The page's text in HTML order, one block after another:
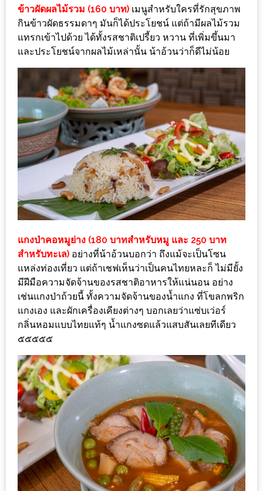
งาน
เดียว
ทั้ง
ช้อป
เที่ยว
พร้อม
โปร
โม
ชั่น
สำหรับ
คน
รัก
บ้าน
มากมาย
MAPS
MY
ACCOUNT
FACEBOOK
TIMELINE
POLICY
OKTOBERFEST
ที่
2
เทศกาล
ข้าวผัดผลไม้รวม (160 บาท) เมนูสำหรับใครที่รักสุขภาพ
กินข้าวผัดธรรมดาๆ มันก็ได้ประโยชน์ แต่ถ้ามีผลไม้รวม
แทรกเข้าไปด้วย ได้ทั้งรสชาติเปรี้ยว หวาน ที่เพิ่มขึ้นมา
และประโยชน์จากผลไม้เหล่านั้น น้าอ้วนว่าก็ดีไม่น้อย
แกงป่าคอหมูย่าง (180 บาทสำหรับหมู และ 250 บาท
สำหรับทะเล) อย่างที่น้าอ้วนบอกว่า ถึงแม้จะเป็นโซน
แหล่งท่องเที่ยว แต่ถ้าเชฟเห็นว่าเป็นคนไทยหละก็ ไม่มียั้ง
มีฝีมือความจัดจ้านของรสชาติอาหารให้แน่นอน อย่าง
เช่นแกงป่าถ้วยนี้ ทั้งความจัดจ้านของน้ำแกง ที่โขลกพริก
แกงเอง และผักเครื่องเคียงต่างๆ บอกเลยว่าแซ่บเว่อร์
กลิ่นหอมแบบไทยแท้ๆ น้ำแกงซดแล้วแสบสันเลยทีเดียว
๕๕๕๕๕